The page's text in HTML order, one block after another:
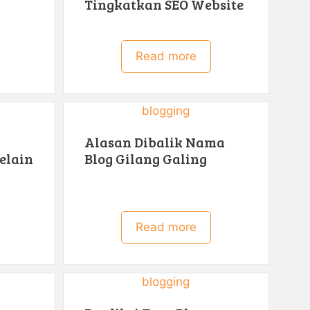
Tingkatkan SEO Website
Read more
blogging
Alasan Dibalik Nama
Blog Gilang Galing
Read more
blogging